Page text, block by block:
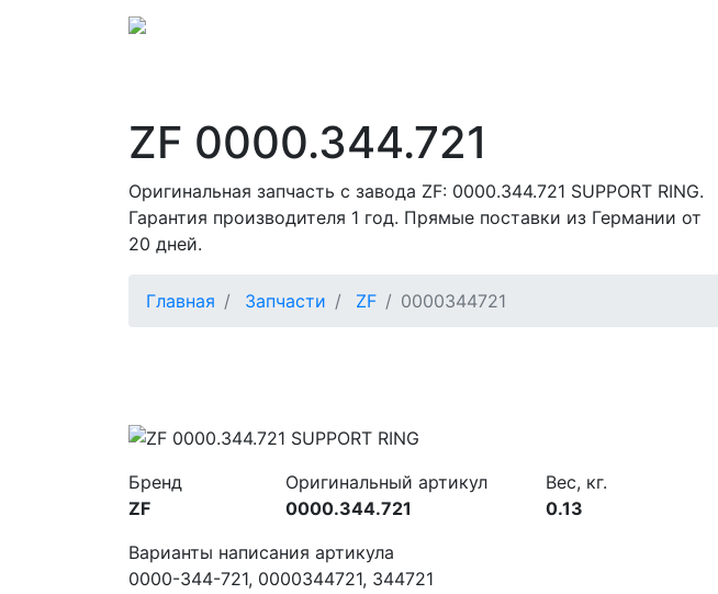
ZF 0000.344.721
Оригинальная запчасть с завода ZF: 0000.344.721 SUPPORT RING.
Гарантия производителя 1 год. Прямые поставки из Германии от
20 дней.
Главная Запчасти ZF 0000344721
Бренд
ZF
Оригинальный артикул
0000.344.721
Вес, кг.
0.13
Варианты написания артикула
0000-344-721, 0000344721, 344721